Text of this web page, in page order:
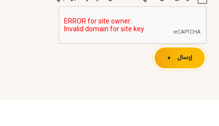
إرسال